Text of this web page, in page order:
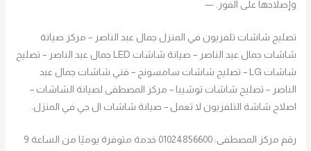
وإصلاحها على الفور. —
تصليح شاشات تلفزيون في المنزل جمال عبد الناصر – مركز صيانة
شاشات جمال عبد الناصر – صيانة شاشات LED جمال عبد الناصر – تصليح
شاشات LG – تصليح شاشات سامسونج – فني شاشات جمال عبد
الناصر – تصليح شاشات توشيبا – مركز المصطفى لصيانة الشاشات –
اصلاح شاشة التلفزيون لا تعمل – صيانة شاشات ال جي في المنزل.
رقم مركز المصطفى: 01024856600 خدمة متوفرة يوميًا من الساعة 9